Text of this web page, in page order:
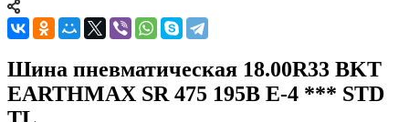
Шина пневматическая 18.00R33 BKT
EARTHMAX SR 475 195B E-4 *** STD